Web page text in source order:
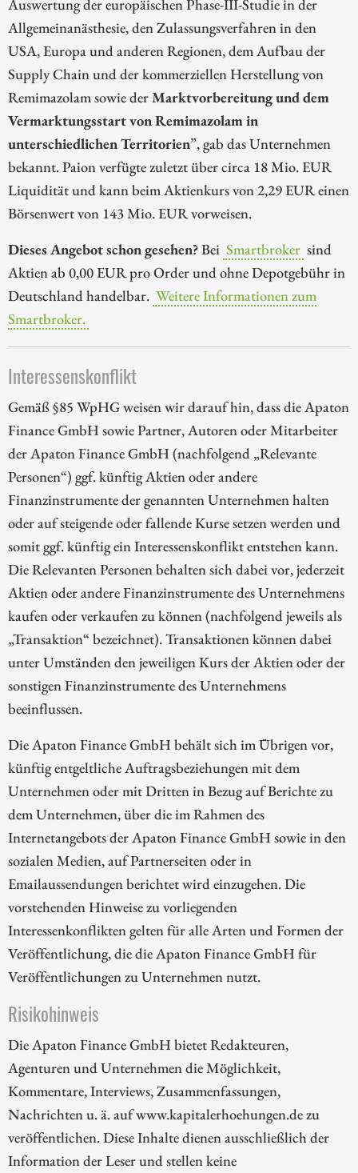
Auswertung der europäischen Phase-III-Studie in der
Allgemeinanästhesie, den Zulassungsverfahren in den
USA, Europa und anderen Regionen, dem Aufbau der
Supply Chain und der kommerziellen Herstellung von
Remimazolam sowie derMarktvorbereitung und dem
Vermarktungsstart von Remimazolam in
unterschiedlichen Territorien”, gab das Unternehmen
bekannt. Paion verfügte zuletzt über circa 18 Mio. EUR
Liquidität und kann beim Aktienkurs von 2,29 EUR einen
Börsenwert von 143 Mio. EUR vorweisen.
Dieses Angebot schon gesehen?Bei Smartbroker sind
Aktien ab 0,00 EUR pro Order und ohne Depotgebühr in
Deutschland handelbar. Weitere Informationen zum
Smartbroker.
Interessenskonflikt
Gemäß §85 WpHG weisen wir darauf hin, dass die Apaton
Finance GmbH sowie Partner, Autoren oder Mitarbeiter
der Apaton Finance GmbH (nachfolgend „Relevante
Personen“) ggf. künftig Aktien oder andere
Finanzinstrumente der genannten Unternehmen halten
oder auf steigende oder fallende Kurse setzen werden und
somit ggf. künftig ein Interessenskonflikt entstehen kann.
Die Relevanten Personen behalten sich dabei vor, jederzeit
Aktien oder andere Finanzinstrumente des Unternehmens
kaufen oder verkaufen zu können (nachfolgend jeweils als
„Transaktion“ bezeichnet). Transaktionen können dabei
unter Umständen den jeweiligen Kurs der Aktien oder der
sonstigen Finanzinstrumente des Unternehmens
beeinflussen.
Die Apaton Finance GmbH behält sich im Übrigen vor,
künftig entgeltliche Auftragsbeziehungen mit dem
Unternehmen oder mit Dritten in Bezug auf Berichte zu
dem Unternehmen, über die im Rahmen des
Internetangebots der Apaton Finance GmbH sowie in den
sozialen Medien, auf Partnerseiten oder in
Emailaussendungen berichtet wird einzugehen. Die
vorstehenden Hinweise zu vorliegenden
Interessenkonflikten gelten für alle Arten und Formen der
Veröffentlichung, die die Apaton Finance GmbH für
Veröffentlichungen zu Unternehmen nutzt.
Risikohinweis
Die Apaton Finance GmbH bietet Redakteuren,
Agenturen und Unternehmen die Möglichkeit,
Kommentare, Interviews, Zusammenfassungen,
Nachrichten u. ä. auf www.kapitalerhoehungen.de zu
veröffentlichen. Diese Inhalte dienen ausschließlich der
Information der Leser und stellen keine